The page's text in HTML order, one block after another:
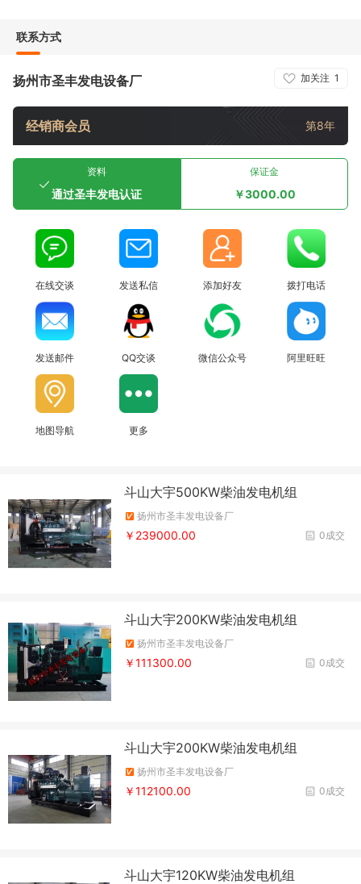
联系方式
加关注 1
扬州市圣丰发电设备厂
经销商会员 第8年
资料
通过圣丰发电认证
保证金
￥3000.00
在线交谈 发送私信 添加好友 拨打电话
发送邮件 QQ交谈 微信公众号 阿里旺旺
地图导航 更多
斗山大宇500KW柴油发电机组
扬州市圣丰发电设备厂
0成交
￥239000.00
斗山大宇200KW柴油发电机组
扬州市圣丰发电设备厂
0成交
￥111300.00
斗山大宇200KW柴油发电机组
扬州市圣丰发电设备厂
0成交
￥112100.00
斗山大宇120KW柴油发电机组